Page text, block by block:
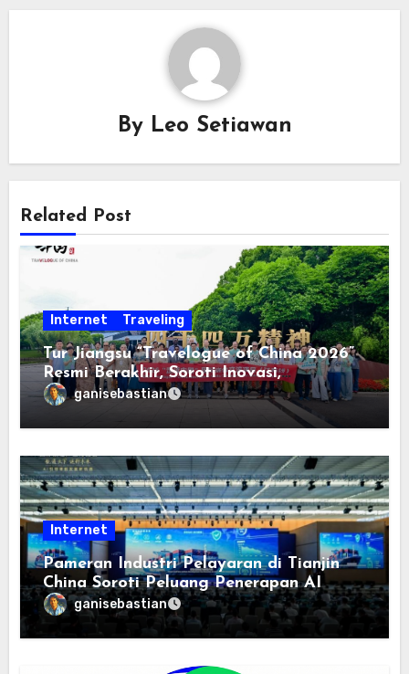
By Leo Setiawan
Related Post
Internet Traveling
Tur Jiangsu “Travelogue of China 2026”
Resmi Berakhir, Soroti Inovasi,
Keterbukaan, dan Pembangunan
Berorientasi pada Masyarakat
ganisebastian
Internet
Pameran Industri Pelayaran di Tianjin
China Soroti Peluang Penerapan AI
ganisebastian